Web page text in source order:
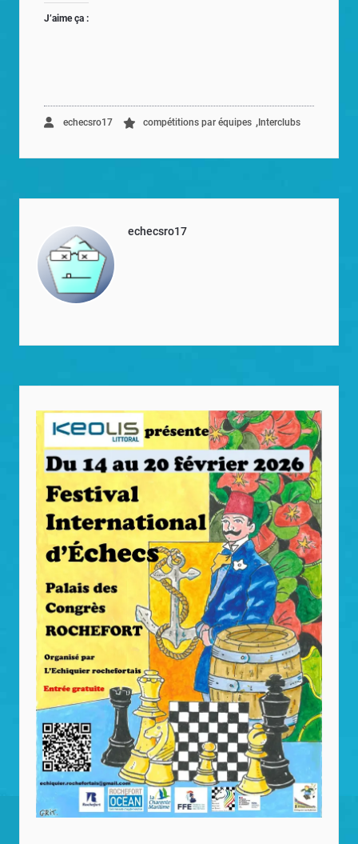
J’aime ça :
echecsro17 compétitions par équipes , Interclubs
echecsro17